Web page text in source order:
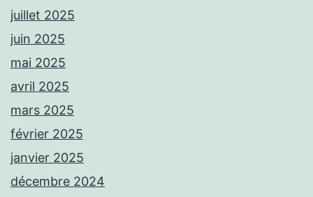
juillet 2025
juin 2025
mai 2025
avril 2025
mars 2025
février 2025
janvier 2025
décembre 2024